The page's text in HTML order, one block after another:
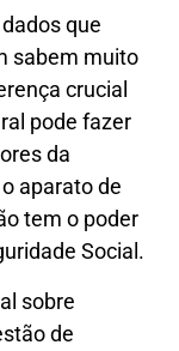
que
sabem muito
crucial
pode fazer
da
aparato de
tem o poder
Social.
sobre
de